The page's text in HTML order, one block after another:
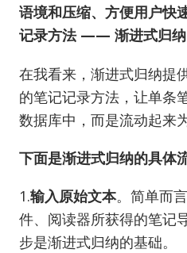
语境和压缩、方便用户快
记录方法 —— 渐进式归纳
在我看来，渐进式归纳提
的笔记记录方法，让单条
数据库中，而是流动起来
下面是渐进式归纳的具体
1.输入原始文本。简单而
件、阅读器所获得的笔记
步是渐进式归纳的基础。